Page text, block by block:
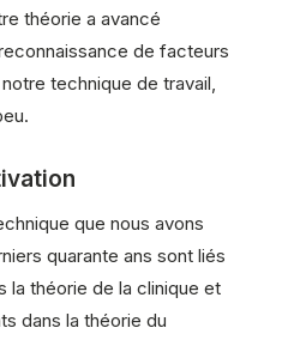
théorie a avancé
de facteurs
technique de travail,
que nous avons
quarante ans sont liés
la théorie de la clinique et
dans la théorie du